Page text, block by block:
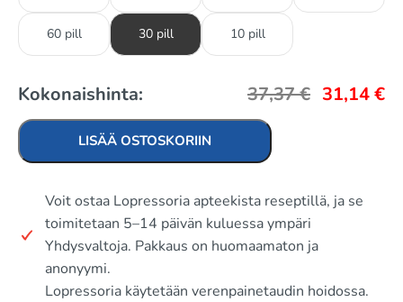
60 pill 30 pill 10 pill
Kokonaishinta: 37,37€ 31,14€
LISÄÄ OSTOSKORIIN
Voit ostaa Lopressoria apteekista reseptillä, ja se
toimitetaan 5–14 päivän kuluessa ympäri
Yhdysvaltoja. Pakkaus on huomaamaton ja
anonyymi.
Lopressoria käytetään verenpainetaudin hoidossa.